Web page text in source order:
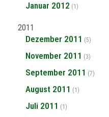
Januar 2012 (1)
2011
Dezember 2011 (5)
November 2011 (3)
September 2011 (7)
August 2011 (1)
Juli 2011 (1)